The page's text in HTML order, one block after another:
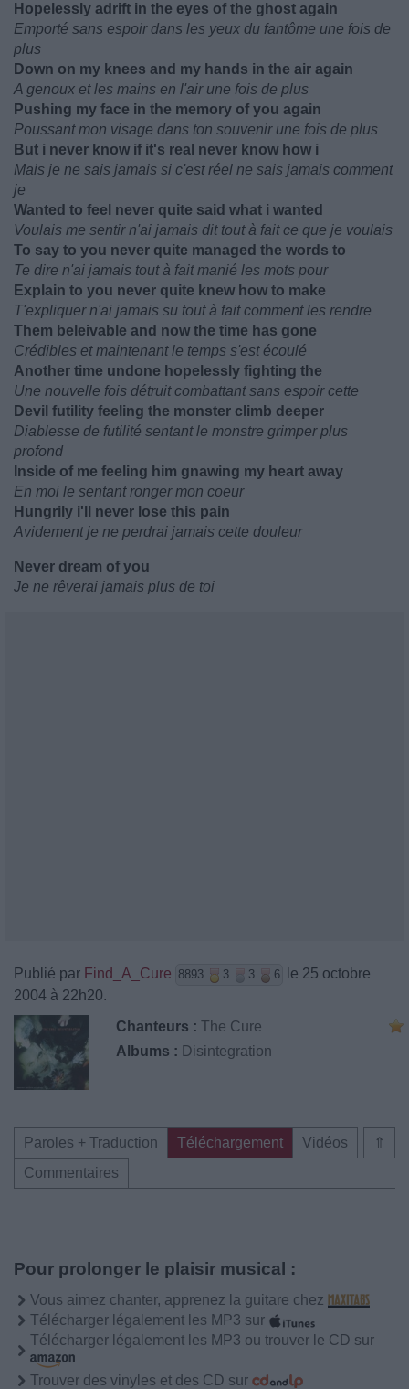
Hopelessly adrift in the eyes of the ghost again
Emporté sans espoir dans les yeux du fantôme une fois de
plus
Down on my knees and my hands in the air again
A genoux et les mains en l'air une fois de plus
Pushing my face in the memory of you again
Poussant mon visage dans ton souvenir une fois de plus
But i never know if it's real never know how i
Mais je ne sais jamais si c'est réel ne sais jamais comment
je
Wanted to feel never quite said what i wanted
Voulais me sentir n'ai jamais dit tout à fait ce que je voulais
To say to you never quite managed the words to
Te dire n'ai jamais tout à fait manié les mots pour
Explain to you never quite knew how to make
T'expliquer n'ai jamais su tout à fait comment les rendre
Them beleivable and now the time has gone
Crédibles et maintenant le temps s'est écoulé
Another time undone hopelessly fighting the
Une nouvelle fois détruit combattant sans espoir cette
Devil futility feeling the monster climb deeper
Diablesse de futilité sentant le monstre grimper plus
profond
Inside of me feeling him gnawing my heart away
En moi le sentant ronger mon coeur
Hungrily i'll never lose this pain
Avidement je ne perdrai jamais cette douleur
Never dream of you
Je ne rêverai jamais plus de toi
Publié par Find_A_Cure 8893 3 3 6
le 25 octobre
2004 à 22h20.
Chanteurs : The Cure
Albums : Disintegration
⇑
Paroles + Traduction Téléchargement
Vidéos
Commentaires
Pour prolonger le plaisir musical :
Vous aimez chanter, apprenez la guitare chez
Télécharger légalement les MP3 sur
Télécharger légalement les MP3 ou trouver le CD sur
Trouver des vinyles et des CD sur